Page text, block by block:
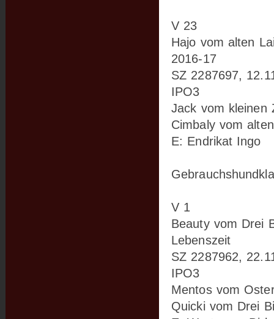
V 23
Hajo vom alten
2016-17
SZ 2287697,
IPO3
Jack vom kleinen
Cimbaly vom
E: Endrikat Ingo
V 1
Beauty vom Drei
Lebenszeit
SZ 2287962,
IPO3
Mentos vom
Quicki vom Drei